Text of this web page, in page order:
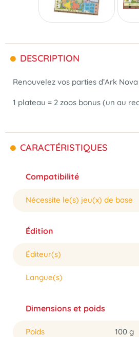
DESCRIPTION
Renouvelez vos parties d’Ark
1 plateau = 2 zoos bonus (un au
CARACTÉRISTIQUES
Compatibilité
Nécessite le(s) jeu(x) de base
Édition
Éditeur(s)
Langue(s)
Dimensions et poids
Poids 100 g